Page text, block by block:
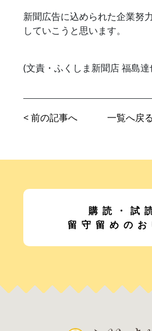
新聞広告に込められた企業努
していこうと思います。
(文責・ふくしま新聞店 福島達
< 前の記事へ 一覧へ戻る
購読・試
留守留めのお